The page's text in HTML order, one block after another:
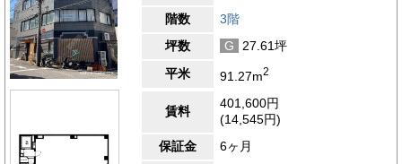
階数
3階
坪数
G
27.61坪
平米
91.27m2
賃料
401,600円
(14,545円)
保証金
6ヶ月